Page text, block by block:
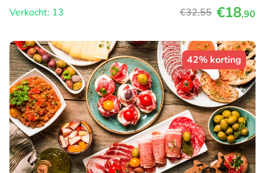
Verkocht: 13
€32,55 €18,90
42% korting